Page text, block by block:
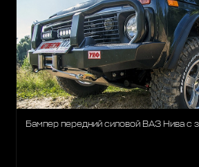
Бампер передний силовой ВАЗ Нива с